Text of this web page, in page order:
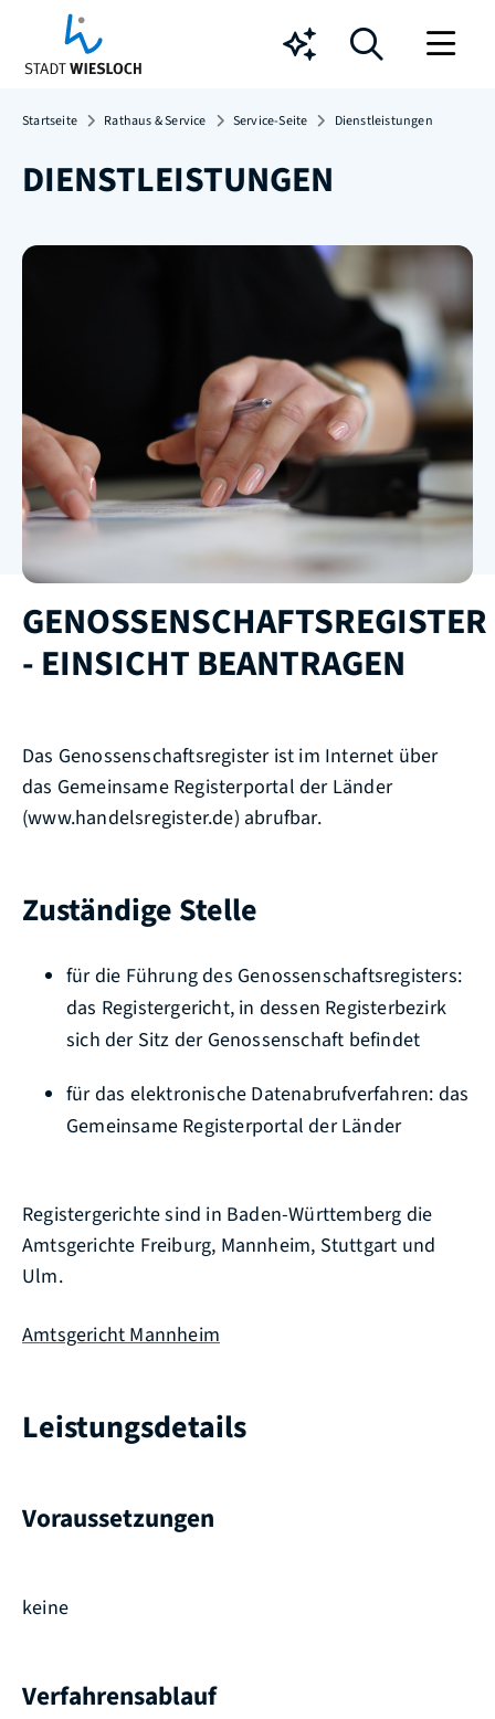
Chatbot
Startseite Rathaus & Service Service-Seite Dienstleistungen
DIENSTLEISTUNGEN
GENOSSENSCHAFTSREGISTER
- EINSICHT BEANTRAGEN
Das Genossenschaftsregister ist im Internet über
das Gemeinsame Registerportal der Länder
(www.handelsregister.de) abrufbar.
Zuständige Stelle
für die Führung des Genossenschaftsregisters:
das Registergericht, in dessen Registerbezirk
sich der Sitz der Genossenschaft befindet
für das elektronische Datenabrufverfahren: das
Gemeinsame Registerportal der Länder
Registergerichte sind in Baden-Württemberg die
Amtsgerichte Freiburg, Mannheim, Stuttgart und
Ulm.
Amtsgericht Mannheim
Leistungsdetails
Voraussetzungen
keine
Verfahrensablauf